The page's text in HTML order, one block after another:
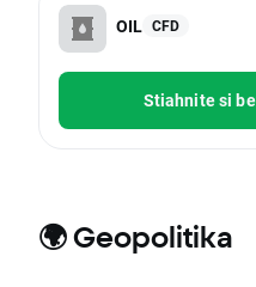
OIL CFD
Stiahnite si
🌍Geopolitika